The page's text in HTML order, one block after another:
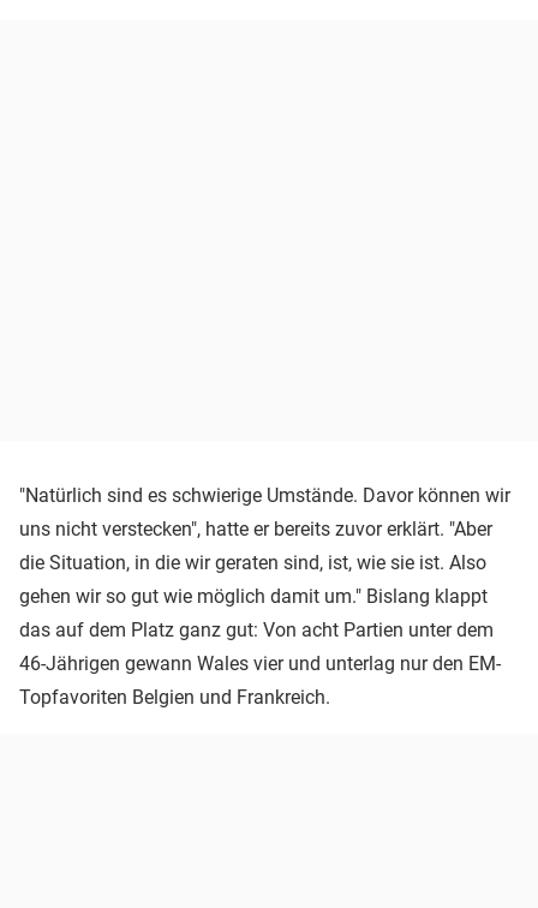
"Natürlich sind es schwierige Umstände. Davor können wir
uns nicht verstecken", hatte er bereits zuvor erklärt. "Aber
die Situation, in die wir geraten sind, ist, wie sie ist. Also
gehen wir so gut wie möglich damit um." Bislang klappt
das auf dem Platz ganz gut: Von acht Partien unter dem
46-Jährigen gewann Wales vier und unterlag nur den EM-
Topfavoriten Belgien und Frankreich.